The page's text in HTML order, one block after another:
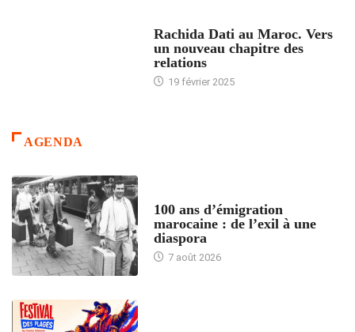
Rachida Dati au Maroc. Vers
un nouveau chapitre des
relations
19 février 2025
AGENDA
100 ans d’émigration
marocaine : de l’exil à une
diaspora
7 août 2026